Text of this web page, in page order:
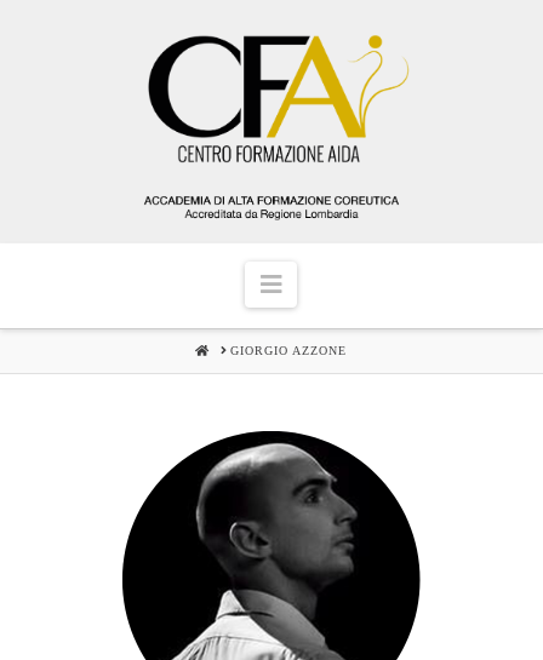
Navigation
HOMEGIORGIO AZZONE